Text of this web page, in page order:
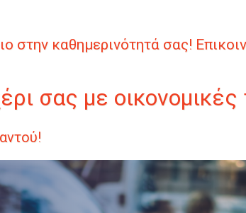
στην καθημερινότητά σας!
σας με